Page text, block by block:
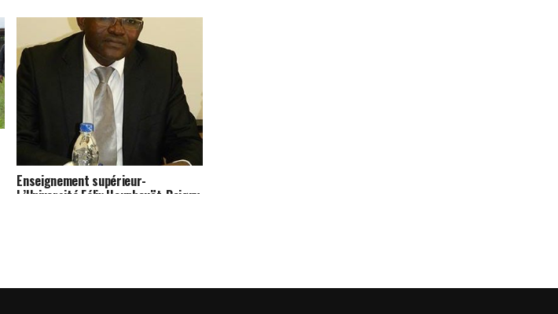
Enseignement supérieur-
L’Université Félix Houphouët-Boigny